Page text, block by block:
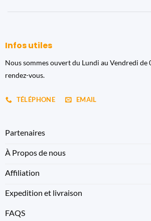
Infos utiles
Nous sommes ouvert du Lundi au Vendredi de
rendez-vous.
TÉLÉPHONE EMAIL
Partenaires
À Propos de nous
Affiliation
Expedition et livraison
FAQS